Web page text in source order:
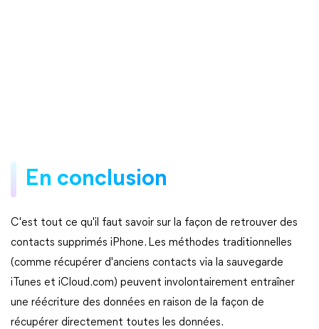
En conclusion
C'est tout ce qu'il faut savoir sur la façon de retrouver des
contacts supprimés iPhone. Les méthodes traditionnelles
(comme récupérer d'anciens contacts via la sauvegarde
iTunes et iCloud.com) peuvent involontairement entraîner
une réécriture des données en raison de la façon de
récupérer directement toutes les données.